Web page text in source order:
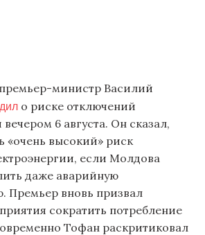
министр Василий
о риске отключений
6 августа. Он сказал,
«очень высокий» риск
если Молдова
даже аварийную
Премьер вновь призвал
сократить потребление
Тофан раскритиковал